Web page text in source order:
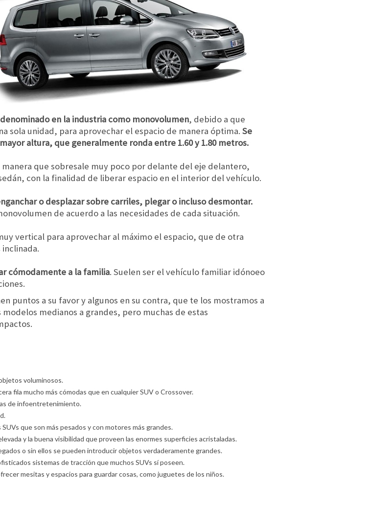
en la industria como monovolumen, debido a que
sola unidad, para aprovechar el espacio de manera óptima. Se
altura, que generalmente ronda entre 1.60 y 1.80 metros.
que sobresale muy poco por delante del eje delantero,
con la finalidad de liberar espacio en el interior del vehículo.
o desplazar sobre carriles, plegar o incluso desmontar.
de acuerdo a las necesidades de cada situación.
vertical para aprovechar al máximo el espacio, que de otra
cómodamente a la familia. Suelen ser el vehículo familiar idónoeo
puntos a su favor y algunos en su contra, que te los mostramos a
medianos a grandes, pero muchas de estas
voluminosos.
fila mucho más cómodas que en cualquier SUV o Crossover.
de infoentretenimiento.
que son más pesados y con motores más grandes.
y la buena visibilidad que proveen las enormes superficies acristaladas.
o sin ellos se pueden introducir objetos verdaderamente grandes.
sistemas de tracción que muchos SUVs sí poseen.
mesitas y espacios para guardar cosas, como juguetes de los niños.